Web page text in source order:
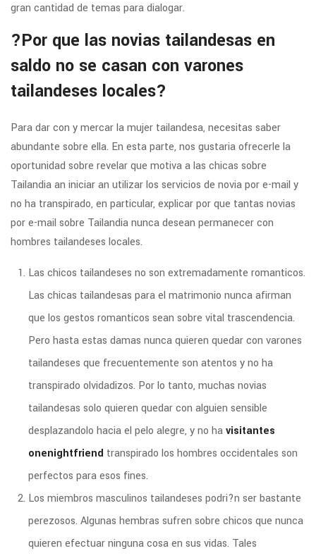
gran cantidad de temas para dialogar.
?Por que las novias tailandesas en
saldo no se casan con varones
tailandeses locales?
Para dar con y mercar la mujer tailandesa, necesitas saber
abundante sobre ella. En esta parte, nos gustaria ofrecerle la
oportunidad sobre revelar que motiva a las chicas sobre
Tailandia an iniciar an utilizar los servicios de novia por e-mail y
no ha transpirado, en particular, explicar por que tantas novias
por e-mail sobre Tailandia nunca desean permanecer con
hombres tailandeses locales.
Las chicos tailandeses no son extremadamente romanticos.
Las chicas tailandesas para el matrimonio nunca afirman
que los gestos romanticos sean sobre vital trascendencia.
Pero hasta estas damas nunca quieren quedar con varones
tailandeses que frecuentemente son atentos y no ha
transpirado olvidadizos. Por lo tanto, muchas novias
tailandesas solo quieren quedar con alguien sensible
desplazandolo hacia el pelo alegre, y no havisitantes
onenightfriend transpirado los hombres occidentales son
perfectos para esos fines.
Los miembros masculinos tailandeses podri?n ser bastante
perezosos. Algunas hembras sufren sobre chicos que nunca
quieren efectuar ninguna cosa en sus vidas. Tales